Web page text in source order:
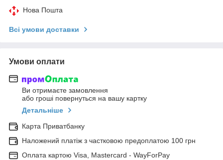
Нова Пошта
Всі умови доставки
Умови оплати
Ви отримаєте замовлення
або гроші повернуться на вашу картку
Детальніше
Карта Приватбанку
Наложений платіж з частковою предоплатою 100 грн
Оплата картою Visa, Mastercard - WayForPay